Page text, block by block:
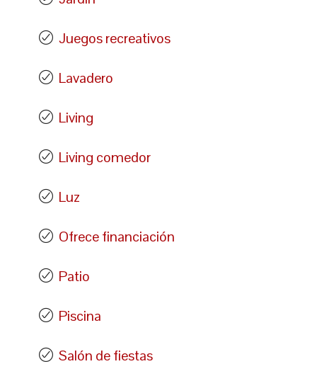
Juegos recreativos
Lavadero
Living
Living comedor
Luz
Ofrece financiación
Patio
Piscina
Salón de fiestas